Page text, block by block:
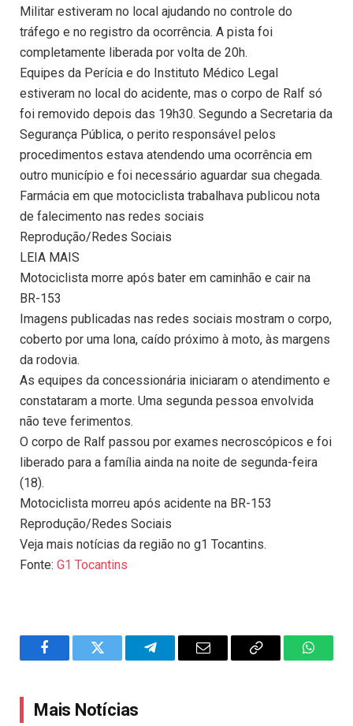
Militar estiveram no local ajudando no controle do
tráfego e no registro da ocorrência. A pista foi
completamente liberada por volta de 20h.
Equipes da Perícia e do Instituto Médico Legal
estiveram no local do acidente, mas o corpo de Ralf só
foi removido depois das 19h30. Segundo a Secretaria da
Segurança Pública, o perito responsável pelos
procedimentos estava atendendo uma ocorrência em
outro município e foi necessário aguardar sua chegada.
Farmácia em que motociclista trabalhava publicou nota
de falecimento nas redes sociais
Reprodução/Redes Sociais
LEIA MAIS
Motociclista morre após bater em caminhão e cair na
BR-153
Imagens publicadas nas redes sociais mostram o corpo,
coberto por uma lona, caído próximo à moto, às margens
da rodovia.
As equipes da concessionária iniciaram o atendimento e
constataram a morte. Uma segunda pessoa envolvida
não teve ferimentos.
O corpo de Ralf passou por exames necroscópicos e foi
liberado para a família ainda na noite de segunda-feira
(18).
Motociclista morreu após acidente na BR-153
Reprodução/Redes Sociais
Veja mais notícias da região no g1 Tocantins.
Fonte: G1 Tocantins
FacebookTwitter TelegramEmail
Copy
Mais Notícias